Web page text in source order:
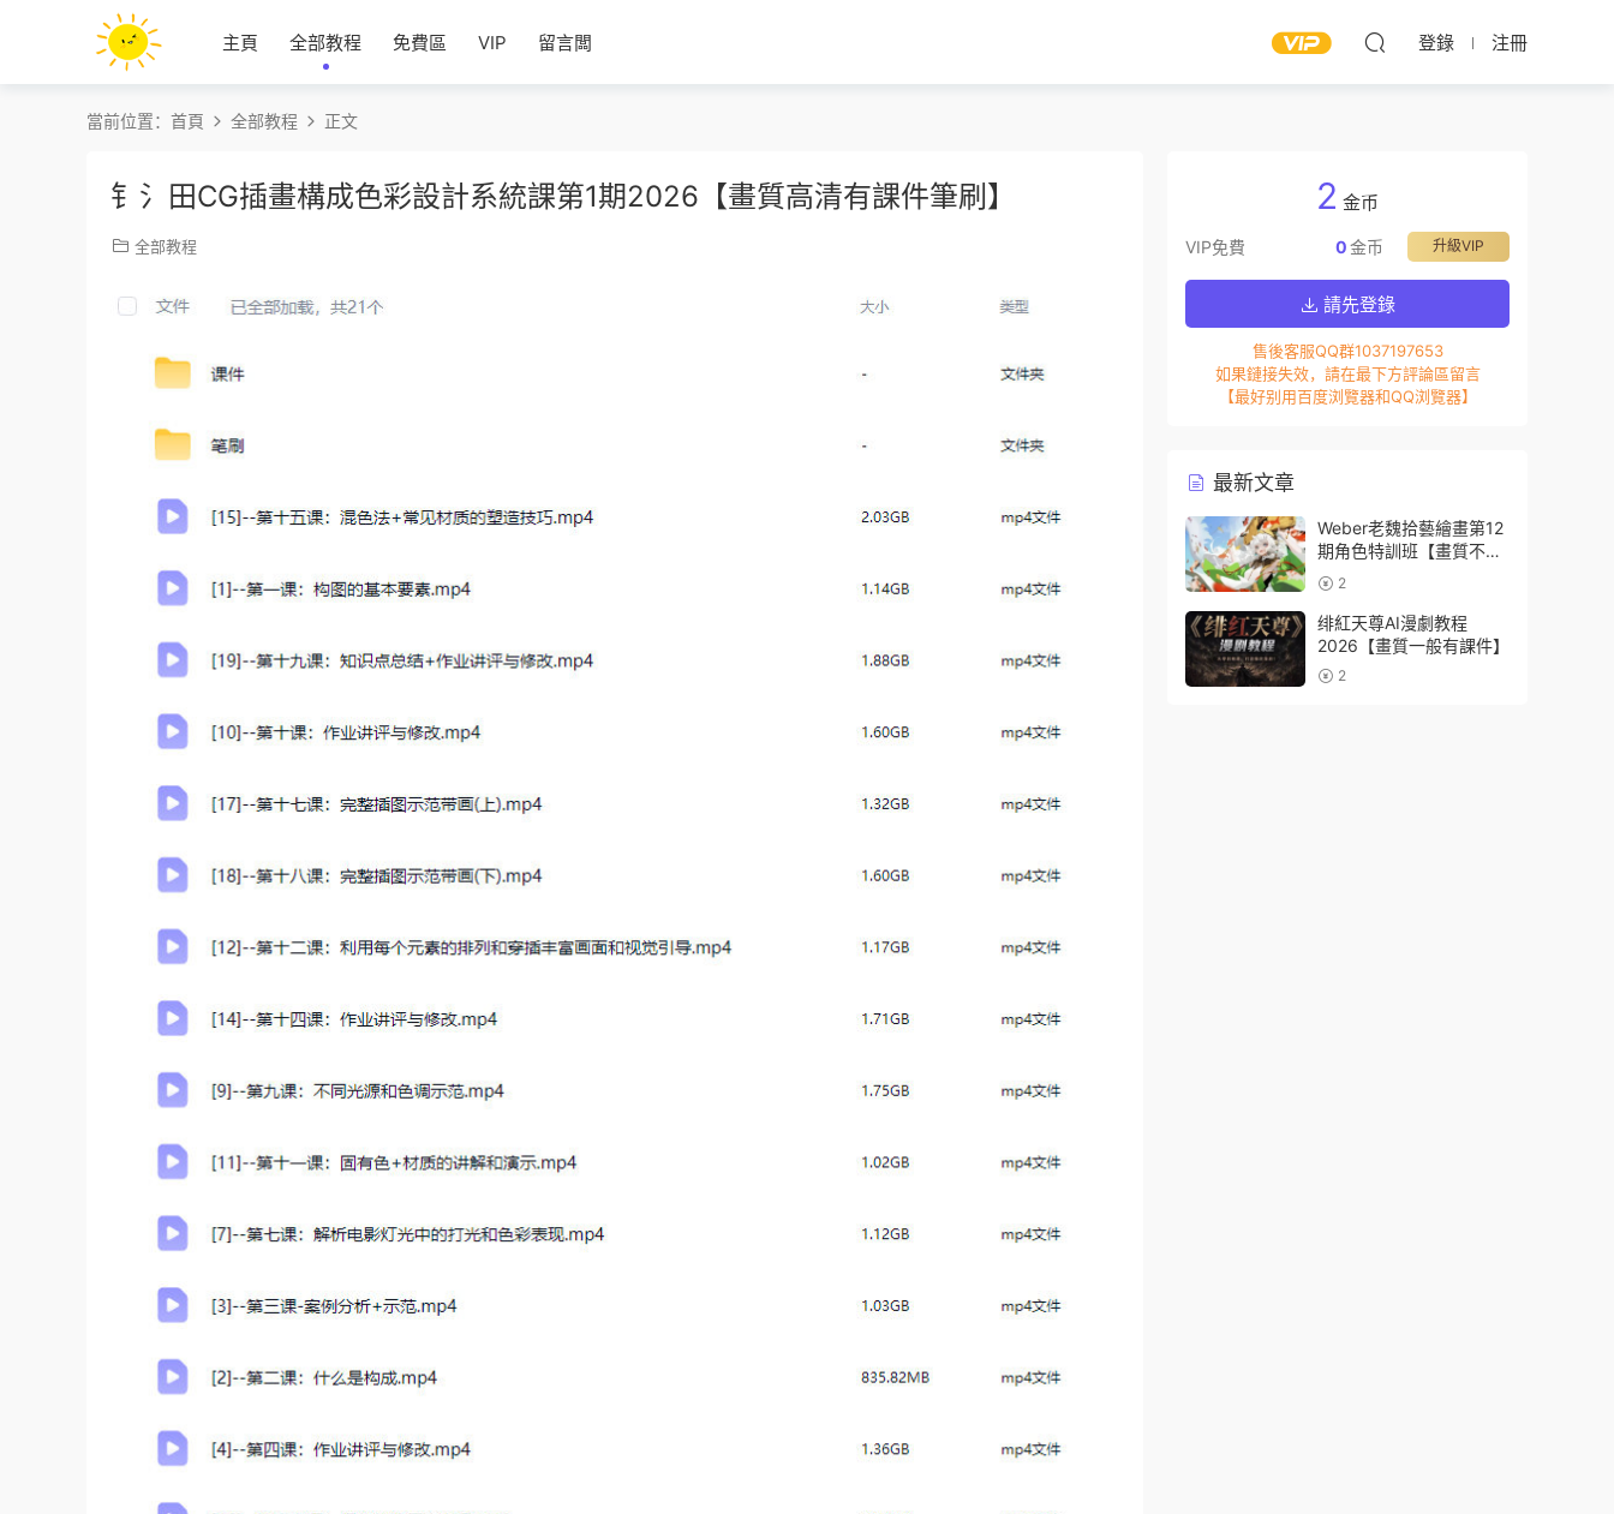
主頁 全部教程 免費區 VIP 留言闆 登錄 注冊
當前位置： 首頁 全部教程 正文
钅氵田CG插畫構成色彩設計系統課第1期2026【畫質高清有課件筆刷】
全部教程
2 金币
VIP免費 升級VIP
0金币
請先登錄
售後客服QQ群1037197653
如果鏈接失效，請在最下方評論區留言
【最好别用百度浏覽器和QQ浏覽器】
最新文章
Weber老魏拾藝繪畫第12
期角色特訓班【畫質不錯
隻有視頻】
2
绯紅天尊AI漫劇教程
2026【畫質一般有課件】
2